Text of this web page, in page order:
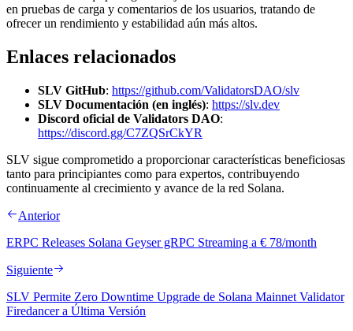
en pruebas de carga y comentarios de los usuarios, tratando de
ofrecer un rendimiento y estabilidad aún más altos.
Enlaces relacionados
SLV GitHub: https://github.com/ValidatorsDAO/slv
SLV Documentación (en inglés): https://slv.dev
Discord oficial de Validators DAO:
https://discord.gg/C7ZQSrCkYR
SLV sigue comprometido a proporcionar características beneficiosas
tanto para principiantes como para expertos, contribuyendo
continuamente al crecimiento y avance de la red Solana.
Anterior
ERPC Releases Solana Geyser gRPC Streaming a € 78/month
Siguiente
SLV Permite Zero Downtime Upgrade de Solana Mainnet Validator
Firedancer a Última Versión